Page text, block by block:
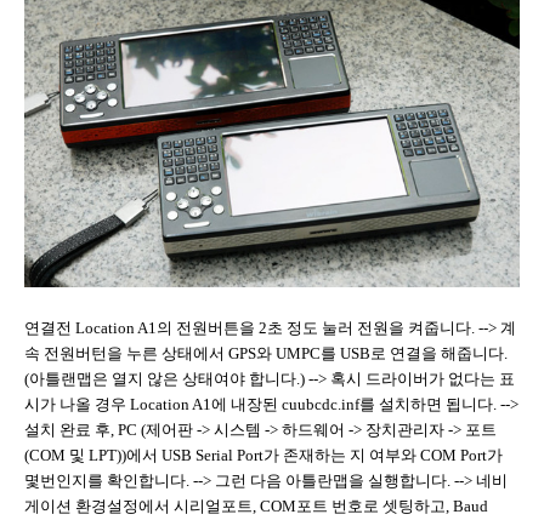
연결전 Location A1의 전원버튼을 2초 정도 눌러 전원을 켜줍니다. --> 계
속 전원버턴을 누른 상태에서 GPS와 UMPC를 USB로 연결을 해줍니다.
(아틀랜맵은 열지 않은 상태여야 합니다.) --> 혹시 드라이버가 없다는 표
시가 나올 경우 Location A1에 내장된 cuubcdc.inf를 설치하면 됩니다. -->
설치 완료 후, PC (제어판 -> 시스템 -> 하드웨어 -> 장치관리자 -> 포트
(COM 및 LPT))에서 USB Serial Port가 존재하는 지 여부와 COM Port가
몇번인지를 확인합니다. --> 그런 다음 아틀란맵을 실행합니다. --> 네비
게이션 환경설정에서 시리얼포트, COM포트 번호로 셋팅하고, Baud